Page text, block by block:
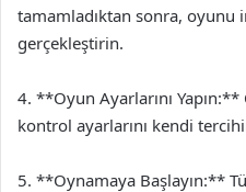
tamamladıktan sonra,
gerçekleştirin.
4. **Oyun Ayarlarını Yapın:**
kontrol ayarlarını kendi
5. **Oynamaya Başlayın:**